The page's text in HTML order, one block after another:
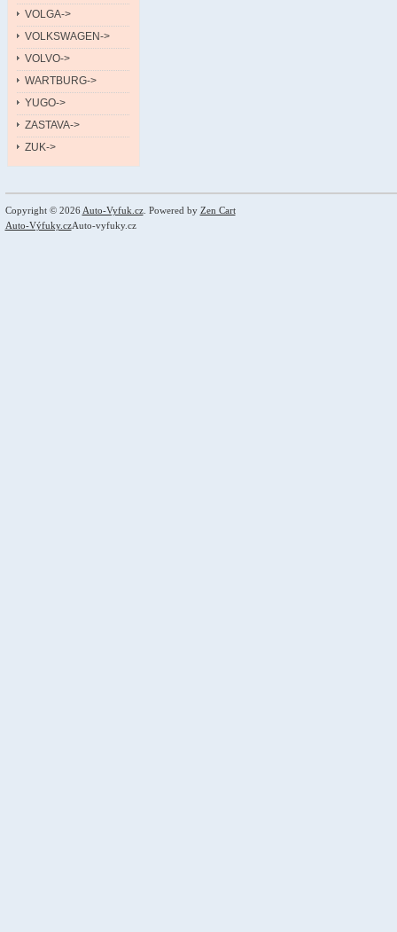
VOLGA->
VOLKSWAGEN->
VOLVO->
WARTBURG->
YUGO->
ZASTAVA->
ZUK->
Copyright © 2026 Auto-Vyfuk.cz. Powered by Zen Cart
Auto-Výfuky.czAuto-vyfuky.cz